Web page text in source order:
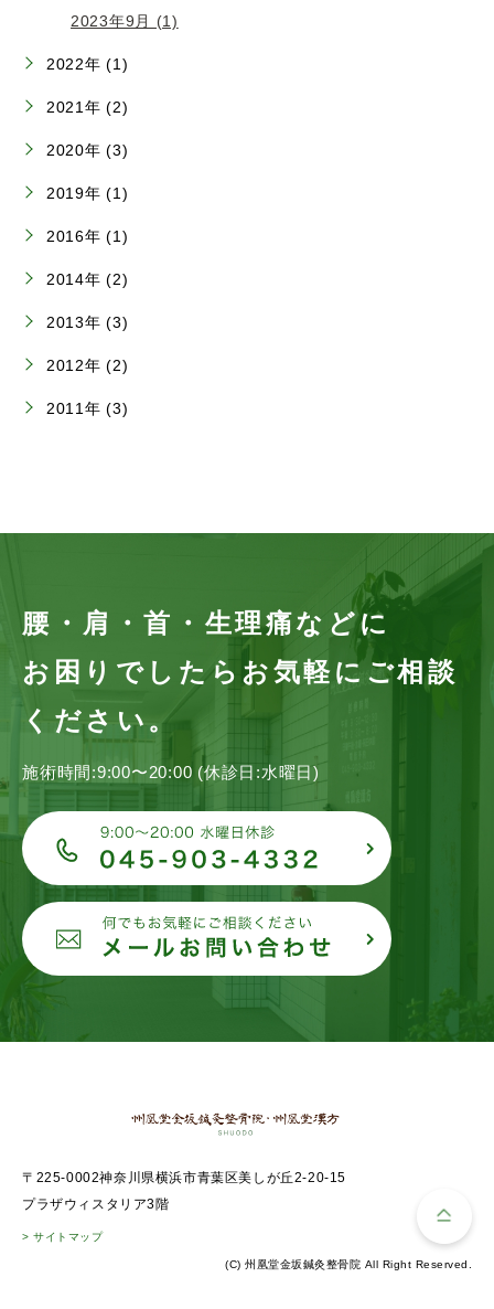
2023年9月 (1)
2022年 (1)
2021年 (2)
2020年 (3)
2019年 (1)
2016年 (1)
2014年 (2)
2013年 (3)
2012年 (2)
2011年 (3)
腰・肩・首・生理痛などに
お困りでしたらお気軽にご相談
ください。
施術時間:9:00〜20:00 (休診日:水曜日)
〒225-0002神奈川県横浜市青葉区美しが丘2-20-15
プラザウィスタリア3階
> サイトマップ
(C) 州凰堂金坂鍼灸整骨院 All Right Reserved.